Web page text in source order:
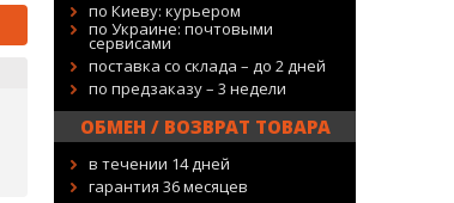
по Киеву: курьером
по Украине: почтовыми
сервисами
поставка со склада – до 2 дней
по предзаказу – 3 недели
ОБМЕН / ВОЗВРАТ ТОВАРА
в течении 14 дней
гарантия 36 месяцев